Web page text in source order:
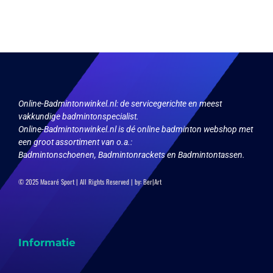
worden
productpagina
worden
productpagina
Online-Badmintonwinkel.nl:de servicegerichte en meest
vakkundige badmintonspecialist.
Online-Badmintonwinkel.nl is dé online badminton webshop met
een groot assortiment van o.a.:
Badmintonschoenen, Badmintonrackets en Badmintontassen.
© 2025 Macaré Sport | All Rights Reserved | by:Ber|Art
Informatie